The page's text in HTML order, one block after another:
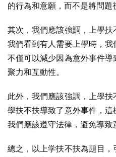
的行為和意願，而不是將問題
其次，我們應該強調，上學
我們看到有人需要上學時，
不僅可以減少因為意外事件
聚力和互動性。
此外，我們應該強調，上學
學扶不扶導致了意外事件，這
我們應該遵守法律，避免導致
總之，以上学扶不扶為題目